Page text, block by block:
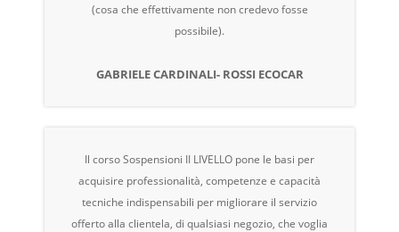
(cosa che effettivamente non credevo fosse
possibile).
GABRIELE CARDINALI- ROSSI ECOCAR
Il corso Sospensioni II LIVELLO pone le basi per
acquisire professionalità, competenze e capacità
tecniche indispensabili per migliorare il servizio
offerto alla clientela, di qualsiasi negozio, che voglia